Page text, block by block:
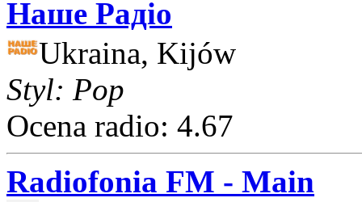
Наше Радіо
Ukraina, Kijów
Styl: Pop
Ocena radio: 4.67
Radiofonia FM - Main